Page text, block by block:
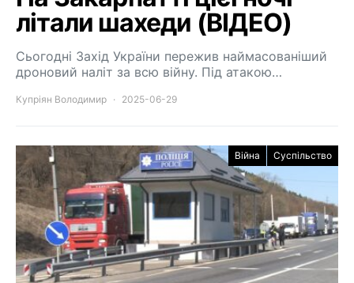
літали шахеди (ВІДЕО)
Сьогодні Захід України пережив наймасованіший
дроновий наліт за всю війну. Під атакою…
Купріян Володимир 2025-06-29
Війна Суспільство